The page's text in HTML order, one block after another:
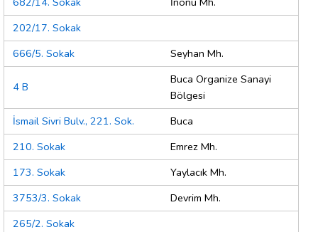
202/17. Sokak
666/5. Sokak
Seyhan Mh.
4 B
Buca Organize Sanayi
Bölgesi
İsmail Sivri Bulv., 221. Sok.
Buca
210. Sokak
Emrez Mh.
173. Sokak
Yaylacık Mh.
3753/3. Sokak
Devrim Mh.
265/2. Sokak